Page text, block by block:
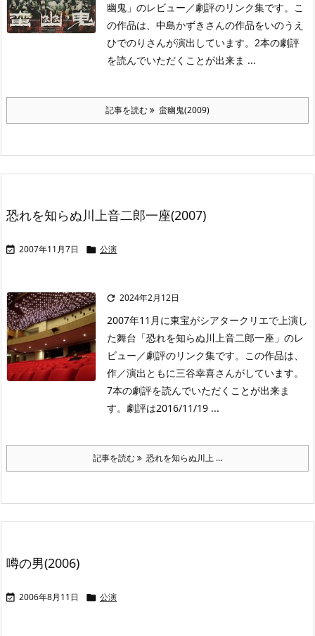
幽鬼」のレビュー／劇評のリンク集です。こ
の作品は、中島かずきさんの作品をいのうえ
ひでのりさんが演出しています。2本の劇評
を読んでいただくことが出来ま ...
記事を読む 蛮幽鬼(2009)
恐れを知らぬ川上音二郎一座(2007)
 2007年11月7日  公演
 2024年2月12日
2007年11月に東宝がシアタークリエで上演し
た舞台「恐れを知らぬ川上音二郎一座」のレ
ビュー／劇評のリンク集です。この作品は、
作／演出ともに三谷幸喜さんがしています。
7本の劇評を読んでいただくことが出来ま
す。劇評は2016/11/19 ...
記事を読む 恐れを知らぬ川上 ...
噂の男(2006)
 2006年8月11日  公演